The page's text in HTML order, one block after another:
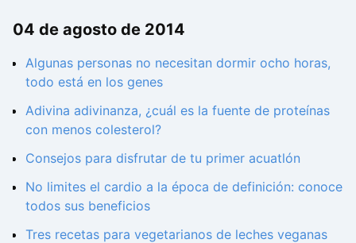
04 de agosto de 2014
Algunas personas no necesitan dormir ocho horas,
todo está en los genes
Adivina adivinanza, ¿cuál es la fuente de proteínas
con menos colesterol?
Consejos para disfrutar de tu primer acuatlón
No limites el cardio a la época de definición: conoce
todos sus beneficios
Tres recetas para vegetarianos de leches veganas